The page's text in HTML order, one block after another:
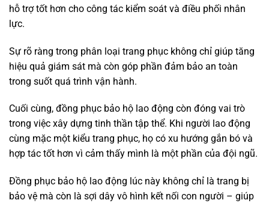
hỗ trợ tốt hơn cho công tác kiểm soát và điều phối nhân
lực.
Sự rõ ràng trong phân loại trang phục không chỉ giúp tăng
hiệu quả giám sát mà còn góp phần đảm bảo an toàn
trong suốt quá trình vận hành.
Cuối cùng, đồng phục bảo hộ lao động còn đóng vai trò
trong việc xây dựng tinh thần tập thể. Khi người lao động
cùng mặc một kiểu trang phục, họ có xu hướng gắn bó và
hợp tác tốt hơn vì cảm thấy mình là một phần của đội ngũ.
Đồng phục bảo hộ lao động lúc này không chỉ là trang bị
bảo vệ mà còn là sợi dây vô hình kết nối con người – giúp